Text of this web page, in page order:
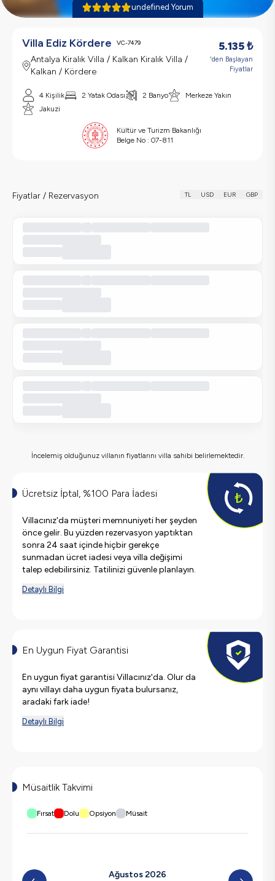
undefined Yorum
Villa Ediz Kördere VC-7479
Antalya Kiralık Villa / Kalkan Kiralık Villa /
Kalkan / Kördere
5.135₺
'den Başlayan
Fiyatlar
4 Kişilik 2 Yatak Odası 2 Banyo
Merkeze Yakın
Jakuzi
Kültür ve Turizm Bakanlığı
Belge No : 07-811
Fiyatlar / Rezervasyon TL USD EUR GBP
İncelemiş olduğunuz villanın fiyatlarını villa sahibi belirlemektedir.
Ücretsiz İptal, %100 Para İadesi
Villacınız'da müşteri memnuniyeti her şeyden
önce gelir. Bu yüzden rezervasyon yaptıktan
sonra 24 saat içinde hiçbir gerekçe
sunmadan ücret iadesi veya villa değişimi
talep edebilirsiniz. Tatilinizi güvenle planlayın.
Detaylı Bilgi
En Uygun Fiyat Garantisi
En uygun fiyat garantisi Villacınız'da. Olur da
aynı villayı daha uygun fiyata bulursanız,
aradaki fark iade!
Detaylı Bilgi
Müsaitlik Takvimi
Fırsat Dolu Opsiyon Müsait
Ağustos 2026